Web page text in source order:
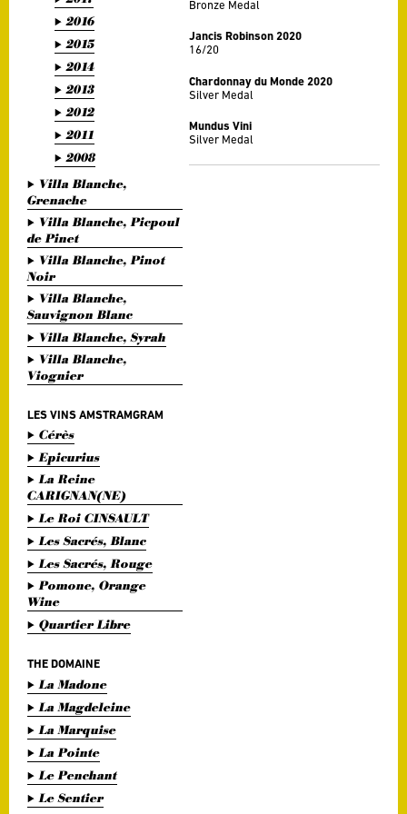
2016
2015
2014
2013
2012
2011
2008
Villa Blanche,
Grenache
Villa Blanche, Picpoul
de Pinet
Villa Blanche, Pinot
Noir
Villa Blanche,
Sauvignon Blanc
Villa Blanche, Syrah
Villa Blanche,
Viognier
LES VINS AMSTRAMGRAM
Cérès
Epicurius
La Reine
CARIGNAN(NE)
Le Roi CINSAULT
Les Sacrés, Blanc
Les Sacrés, Rouge
Pomone, Orange
Wine
Quartier Libre
THE DOMAINE
La Madone
La Magdeleine
La Marquise
La Pointe
Le Penchant
Le Sentier
Bronze Medal
Jancis Robinson 2020
16/20
Chardonnay du Monde 2020
Silver Medal
Mundus Vini
Silver Medal